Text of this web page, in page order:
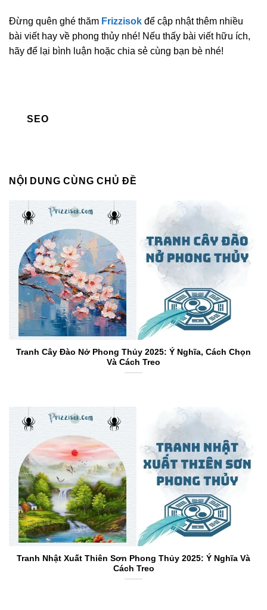
Đừng quên ghé thăm Frizzisok để cập nhật thêm nhiều
bài viết hay về phong thủy nhé! Nếu thấy bài viết hữu ích,
hãy để lại bình luận hoặc chia sẻ cùng bạn bè nhé!
SEO
NỘI DUNG CÙNG CHỦ ĐỀ
Tranh Cây Đào Nở Phong Thủy 2025: Ý Nghĩa, Cách Chọn
Và Cách Treo
Tranh Nhật Xuất Thiên Sơn Phong Thủy 2025: Ý Nghĩa Và
Cách Treo